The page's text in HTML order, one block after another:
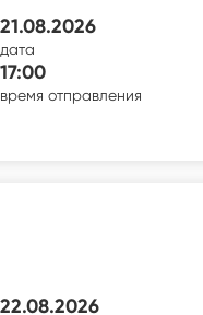
21.08.2026
дата
17:00
время отправления
22.08.2026